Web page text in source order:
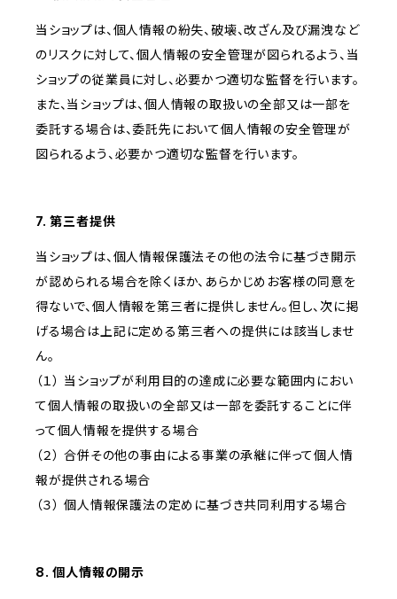
当ショップは、個人情報の紛失、破壊、改ざん及び漏洩など
のリスクに対して、個人情報の安全管理が図られるよう、当
ショップの従業員に対し、必要かつ適切な監督を行います。
また、当ショップは、個人情報の取扱いの全部又は一部を
委託する場合は、委託先において個人情報の安全管理が
図られるよう、必要かつ適切な監督を行います。
7. 第三者提供
当ショップは、個人情報保護法その他の法令に基づき開示
が認められる場合を除くほか、あらかじめお客様の同意を
得ないで、個人情報を第三者に提供しません。但し、次に掲
げる場合は上記に定める第三者への提供には該当しませ
ん。
（１） 当ショップが利用目的の達成に必要な範囲内におい
て個人情報の取扱いの全部又は一部を委託することに伴
って個人情報を提供する場合
（２） 合併その他の事由による事業の承継に伴って個人情
報が提供される場合
（３） 個人情報保護法の定めに基づき共同利用する場合
8. 個人情報の開示